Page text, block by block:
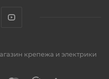
крепежа и электрики